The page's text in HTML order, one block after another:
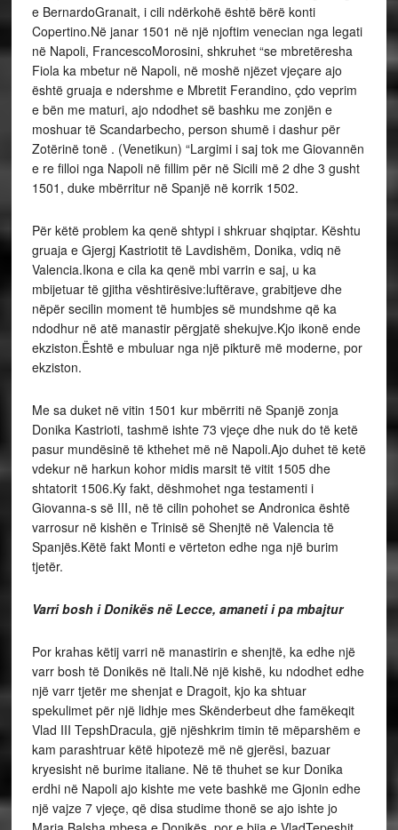
e BernardoGranait, i cili ndërkohë është bërë konti
Copertino.Në janar 1501 në një njoftim venecian nga legati
në Napoli, FrancescoMorosini, shkruhet “se mbretëresha
Fiola ka mbetur në Napoli, në moshë njëzet vjeçare ajo
është gruaja e ndershme e Mbretit Ferandino, çdo veprim
e bën me maturi, ajo ndodhet së bashku me zonjën e
moshuar të Scandarbecho, person shumë i dashur për
Zotërinë tonë . (Venetikun) “Largimi i saj tok me Giovannën
e re filloi nga Napoli në fillim për në Sicili më 2 dhe 3 gusht
1501, duke mbërritur në Spanjë në korrik 1502.
Për këtë problem ka qenë shtypi i shkruar shqiptar. Kështu
gruaja e Gjergj Kastriotit të Lavdishëm, Donika, vdiq në
Valencia.Ikona e cila ka qenë mbi varrin e saj, u ka
mbijetuar të gjitha vështirësive:luftërave, grabitjeve dhe
nëpër secilin moment të humbjes së mundshme që ka
ndodhur në atë manastir përgjatë shekujve.Kjo ikonë ende
ekziston.Është e mbuluar nga një pikturë më moderne, por
ekziston.
Me sa duket në vitin 1501 kur mbërriti në Spanjë zonja
Donika Kastrioti, tashmë ishte 73 vjeçe dhe nuk do të ketë
pasur mundësinë të kthehet më në Napoli.Ajo duhet të ketë
vdekur në harkun kohor midis marsit të vitit 1505 dhe
shtatorit 1506.Ky fakt, dëshmohet nga testamenti i
Giovanna-s së III, në të cilin pohohet se Andronica është
varrosur në kishën e Trinisë së Shenjtë në Valencia të
Spanjës.Këtë fakt Monti e vërteton edhe nga një burim
tjetër.
Varri bosh i Donikës në Lecce, amaneti i pa mbajtur
Por krahas këtij varri në manastirin e shenjtë, ka edhe një
varr bosh të Donikës në Itali.Në një kishë, ku ndodhet edhe
një varr tjetër me shenjat e Dragoit, kjo ka shtuar
spekulimet për një lidhje mes Skënderbeut dhe famëkeqit
Vlad III TepshDracula, gjë njëshkrim timin të mëparshëm e
kam parashtruar këtë hipotezë më në gjerësi, bazuar
kryesisht në burime italiane. Në të thuhet se kur Donika
erdhi në Napoli ajo kishte me vete bashkë me Gjonin edhe
një vajze 7 vjeçe, që disa studime thonë se ajo ishte jo